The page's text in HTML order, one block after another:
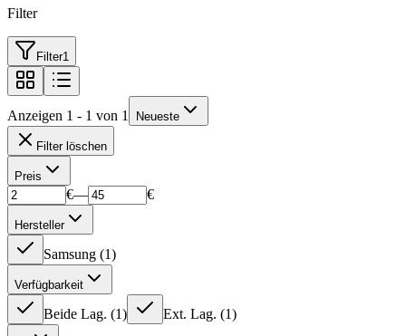
Filter
Filter1
Anzeigen 1 - 1 von 1 Neueste
Filter löschen
Preis
€— €
Hersteller
Samsung (1)
Verfügbarkeit
Beide Lag. (1) Ext. Lag. (1)